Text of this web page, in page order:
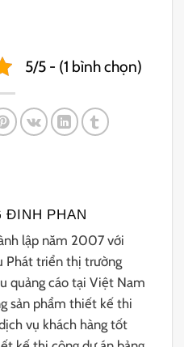
5/5 - (1 bình chọn)
ĐINH PHAN
lập năm 2007 với
Phát triển thị trường
quảng cáo tại Việt Nam
sản phẩm thiết kế thi
vụ khách hàng tốt